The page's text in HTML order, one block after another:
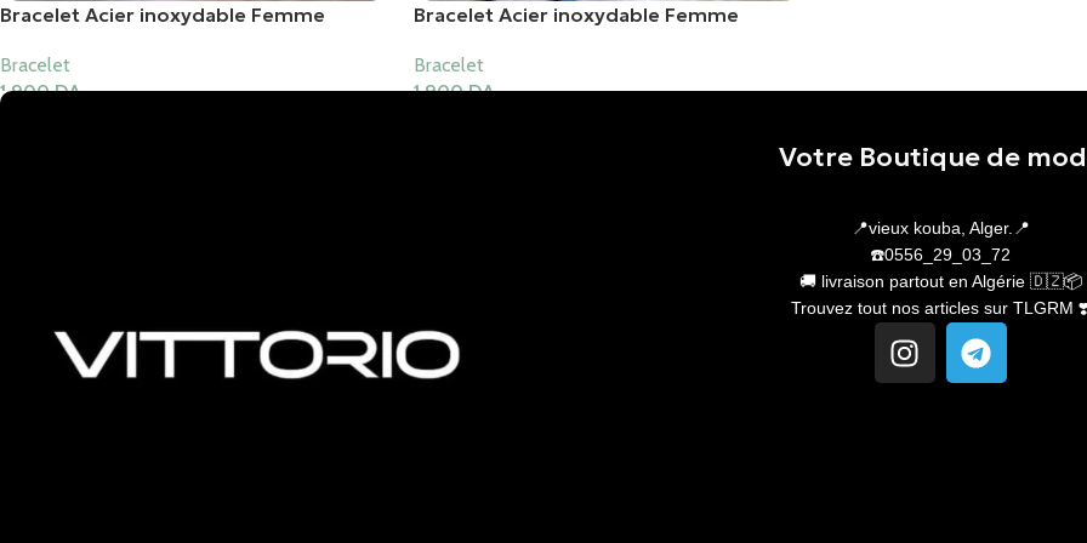
Bracelet Acier inoxydable Femme
Bracelet
1,900DA
Bracelet Acier inoxydable Femme
Bracelet
1,900DA
Votre Boutique de
📍vieux kouba, Alger.📍
☎️0556_29_03_72
🚚 livraison partout en Algérie 🇩🇿📦
Trouvez tout nos articles sur TLGRM